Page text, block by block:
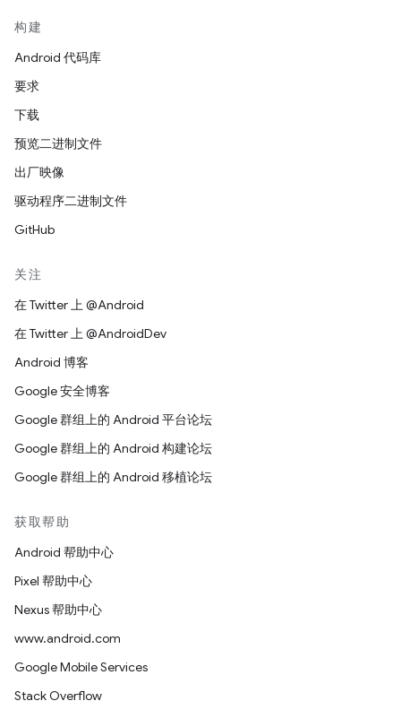
构建
Android 代码库
要求
下载
预览二进制文件
出厂映像
驱动程序二进制文件
GitHub
关注
在 Twitter 上 @Android
在 Twitter 上 @AndroidDev
Android 博客
Google 安全博客
Google 群组上的 Android 平台论坛
Google 群组上的 Android 构建论坛
Google 群组上的 Android 移植论坛
获取帮助
Android 帮助中心
Pixel 帮助中心
Nexus 帮助中心
www.android.com
Google Mobile Services
Stack Overflow